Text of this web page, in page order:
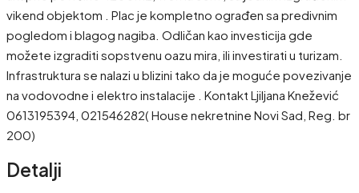
vikend objektom . Plac je kompletno ograđen sa predivnim
pogledom i blagog nagiba. Odličan kao investicija gde
možete izgraditi sopstvenu oazu mira, ili investirati u turizam.
Infrastruktura se nalazi u blizini tako da je moguće povezivanje
na vodovodne i elektro instalacije . Kontakt Ljiljana Knežević
0613195394, 021546282( House nekretnine Novi Sad, Reg. br
200)
Detalji